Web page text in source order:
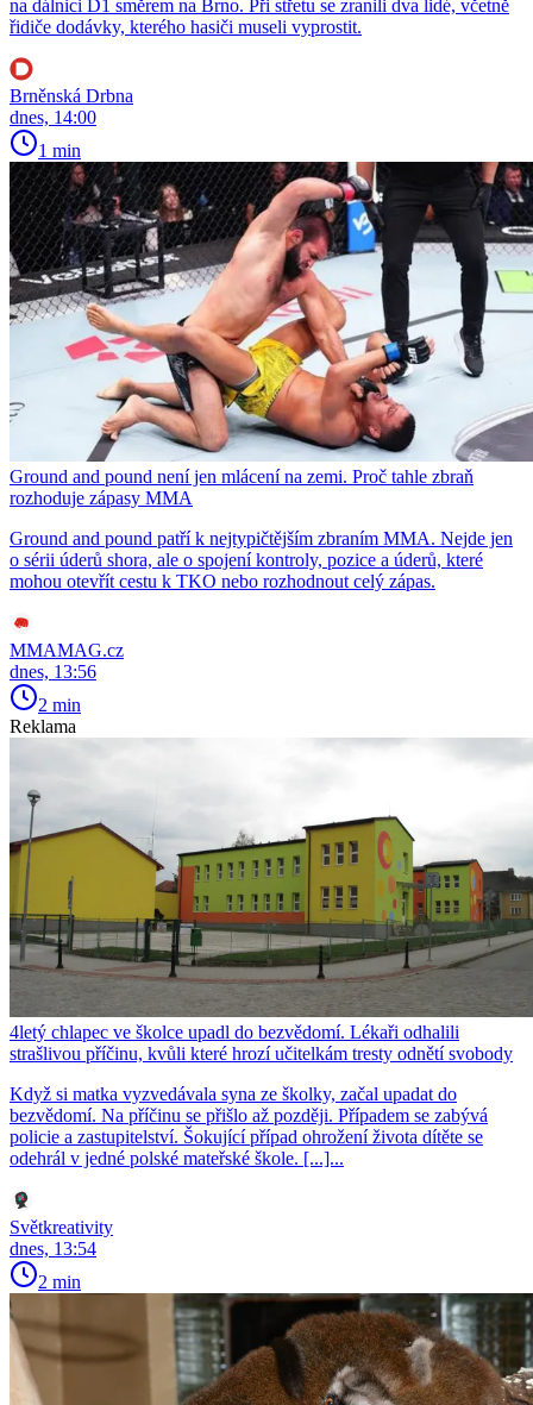
na dálnici D1 směrem na Brno. Při střetu se zranili dva lidé, včetně
řidiče dodávky, kterého hasiči museli vyprostit.
Brněnská Drbna
dnes, 14:00
1 min
Ground and pound není jen mlácení na zemi. Proč tahle zbraň
rozhoduje zápasy MMA
Ground and pound patří k nejtypičtějším zbraním MMA. Nejde jen
o sérii úderů shora, ale o spojení kontroly, pozice a úderů, které
mohou otevřít cestu k TKO nebo rozhodnout celý zápas.
MMAMAG.cz
dnes, 13:56
2 min
Reklama
4letý chlapec ve školce upadl do bezvědomí. Lékaři odhalili
strašlivou příčinu, kvůli které hrozí učitelkám tresty odnětí svobody
Když si matka vyzvedávala syna ze školky, začal upadat do
bezvědomí. Na příčinu se přišlo až později. Případem se zabývá
policie a zastupitelství. Šokující případ ohrožení života dítěte se
odehrál v jedné polské mateřské škole. [...]...
Světkreativity
dnes, 13:54
2 min